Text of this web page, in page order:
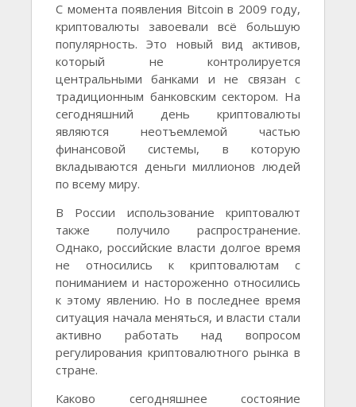
С момента появления Bitcoin в 2009 году,
криптовалюты завоевали всё большую
популярность. Это новый вид активов,
который не контролируется
центральными банками и не связан с
традиционным банковским сектором. На
сегодняшний день криптовалюты
являются неотъемлемой частью
финансовой системы, в которую
вкладываются деньги миллионов людей
по всему миру.
В России использование криптовалют
также получило распространение.
Однако, российские власти долгое время
не относились к криптовалютам с
пониманием и настороженно относились
к этому явлению. Но в последнее время
ситуация начала меняться, и власти стали
активно работать над вопросом
регулирования криптовалютного рынка в
стране.
Каково сегодняшнее состояние